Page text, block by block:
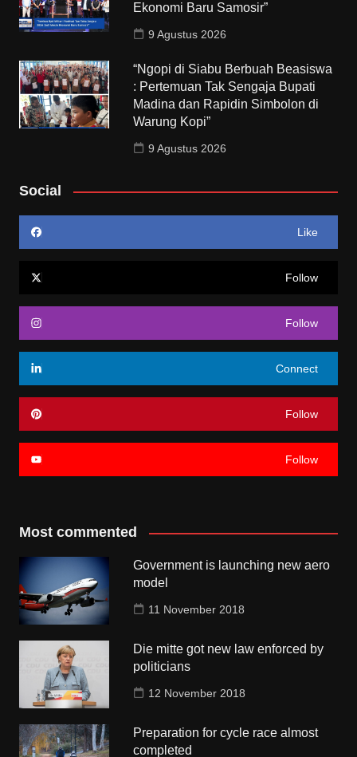
Ekonomi Baru Samosir”
9 Agustus 2026
“Ngopi di Siabu Berbuah Beasiswa
: Pertemuan Tak Sengaja Bupati
Madina dan Rapidin Simbolon di
Warung Kopi”
9 Agustus 2026
Social
Like
Follow
Follow
Connect
Follow
Follow
Most commented
Government is launching new aero
model
11 November 2018
Die mitte got new law enforced by
politicians
12 November 2018
Preparation for cycle race almost
completed